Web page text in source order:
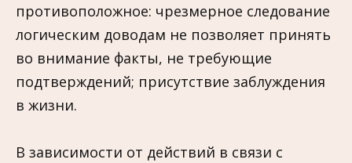
противоположное: чрезмерное следование
логическим доводам не позволяет принять
во внимание факты, не требующие
подтверждений; присутствие заблуждения
в жизни.
В зависимости от действий в связи с